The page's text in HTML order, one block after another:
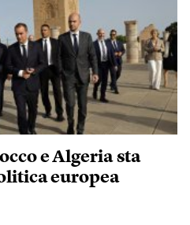
e Algeria sta
europea